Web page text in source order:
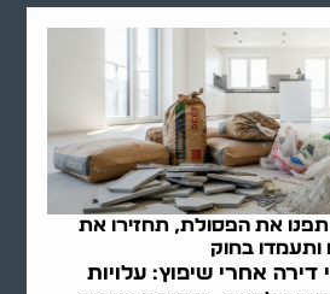
את הפסולת, תחזירו את
ותעמדו בחוק
דירה אחרי שיפוץ: עלויות